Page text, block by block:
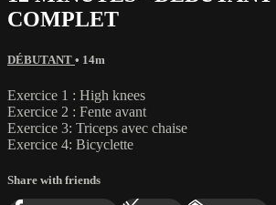
COMPLET
DÉBUTANT • 14m
Exercice 1 : High knees
Exercice 2 : Fente avant
Exercice 3: Triceps avec chaise
Exercice 4: Bicyclette
Share with friends